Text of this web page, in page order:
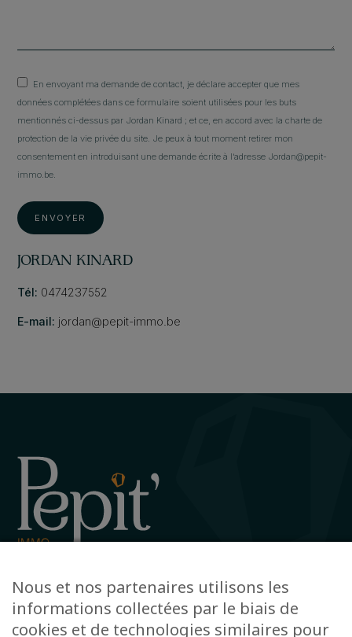
En envoyant ma demande de contact, je déclare accepter que mes
données complétées dans ce formulaire soient utilisées pour les buts
mentionnés ci-dessus par Jordan Kinard ; et ce, en accord avec la charte de
protection de la vie privée du site. Je peux à tout moment retirer mon
consentement en introduisant une demande écrite à l’adresse Jordan@pepit-
immo.be.
ENVOYER
JORDAN KINARD
Tél: 0474237552
E-mail: jordan@pepit-immo.be
+32 63 78 51 51
info@pepit-immo.be
Nous et nos partenaires utilisons les
informations collectées par le biais de
cookies et de technologies similaires pour